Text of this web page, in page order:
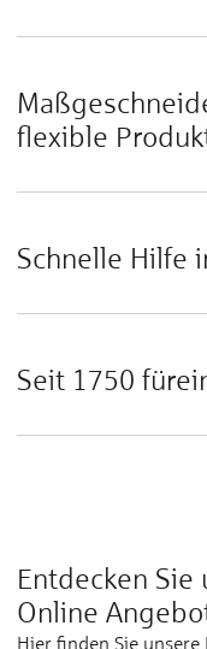
flexible
Schnelle Hilfe
Seit 1750
Entdecken Sie
Online
Hier finden Sie